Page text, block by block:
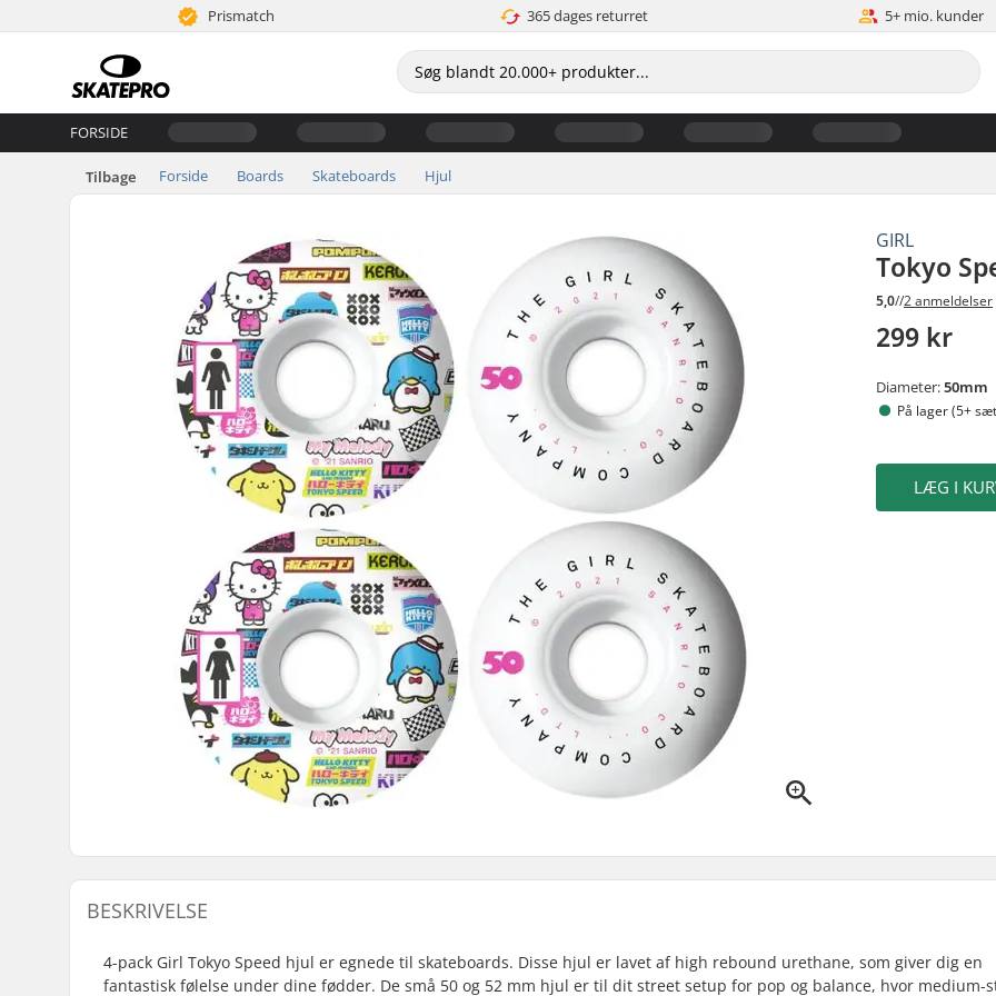
Prismatch 365 dages returret 5+ mio. kunder
FORSIDE
Tilbage Forside Boards Skateboards Hjul
GIRL
Tokyo
5,0//2 anmeldelser
299 kr
Diameter:50mm
På lager (5+
LÆG I
BESKRIVELSE
4-pack Girl Tokyo Speed hjul er egnede til skateboards. Disse hjul er lavet af high rebound urethane, som giver dig en
fantastisk følelse under dine fødder. De små 50 og 52 mm hjul er til dit street setup for pop og balance, hvor medium-